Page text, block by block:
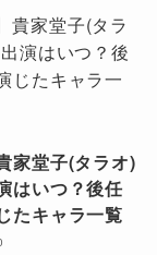
家堂子(タラオ)
はいつ？後任
たキャラ一覧